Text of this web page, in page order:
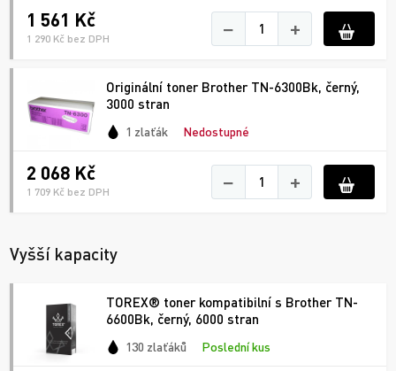
1 561 Kč
1 290 Kč bez DPH − +
Originální toner Brother TN-6300Bk, černý,
3000 stran
1 zlaťák Nedostupné
2 068 Kč
1 709 Kč bez DPH − +
Vyšší kapacity
TOREX® toner kompatibilní s Brother TN-
6600Bk, černý, 6000 stran
130 zlaťáků Poslední kus